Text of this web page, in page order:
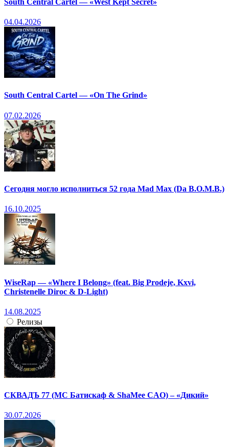
South Central Cartel — «West Kept Secret»
04.04.2026
South Central Cartel — «On The Grind»
07.02.2026
Сегодня могло исполниться 52 года Mad Max (Da B.O.M.B.)
16.10.2025
WiseRap — «Where I Belong» (feat. Big Prodeje, Kxvi,
Christenelle Diroc & D-Light)
14.08.2025
Релизы
СКВАДЪ 77 (МС Батискаф & ShaMee CAO) – «Дикий»
30.07.2026